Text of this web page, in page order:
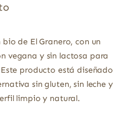
de El Granero, con un
vegana y sin lactosa para
producto está diseñado
sin gluten, sin leche y
limpio y natural.